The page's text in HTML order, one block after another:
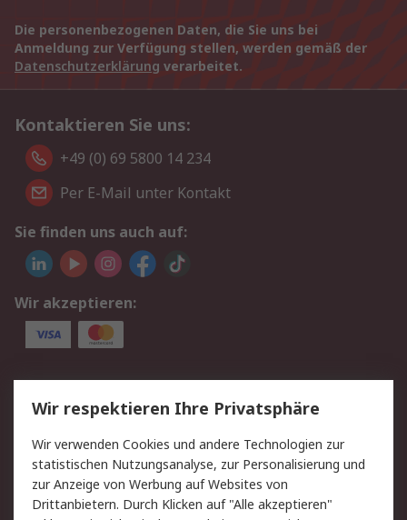
Die personenbezogenen Daten, die Sie uns bei
Anmeldung zur Verfügung stellen, werden gemäß der
Datenschutzerklärung verarbeitet.
Kontaktieren Sie uns:
+49 (0) 69 5800 14 234
Per E-Mail unter Kontakt
Sie finden uns auch auf:
Wir akzeptieren:
Service
Value Added Services
Lieferlösungen
Rücksendungen
Kontakt
Hilfe
Privatkunden
Wir respektieren Ihre Privatsphäre
Wir verwenden Cookies und andere Technologien zur
statistischen Nutzungsanalyse, zur Personalisierung und
zur Anzeige von Werbung auf Websites von
Drittanbietern. Durch Klicken auf "Alle akzeptieren"